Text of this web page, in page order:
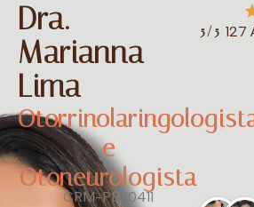
Dra.
Marianna
Lima
e
Otoneurologista
CRM-PB 10411
5/5 127